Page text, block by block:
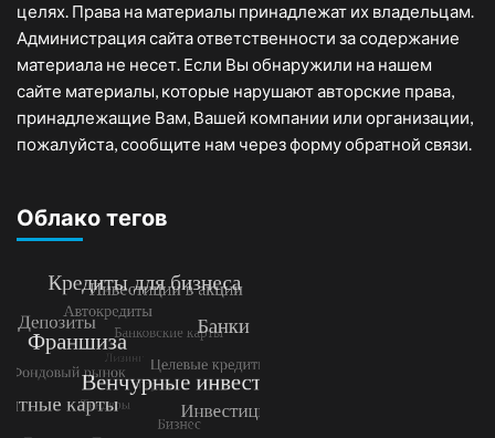
целях. Права на материалы принадлежат их владельцам.
Администрация сайта ответственности за содержание
материала не несет. Если Вы обнаружили на нашем
сайте материалы, которые нарушают авторские права,
принадлежащие Вам, Вашей компании или организации,
пожалуйста, сообщите нам через форму обратной связи.
Облако тегов